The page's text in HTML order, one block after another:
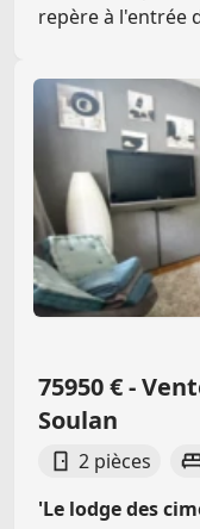
repère à l'entrée
75950 € -
Soulan
2 pièces
'Le lodge des